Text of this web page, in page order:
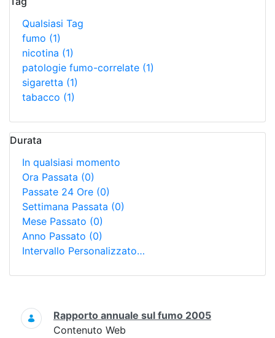
Qualsiasi Tag
fumo (1)
nicotina (1)
patologie fumo-correlate (1)
sigaretta (1)
tabacco (1)
Durata
In qualsiasi momento
Ora Passata (0)
Passate 24 Ore (0)
Settimana Passata (0)
Mese Passato (0)
Anno Passato (0)
Intervallo Personalizzato…
Ricerca
Rapporto annuale sul fumo 2005
Contenuto Web